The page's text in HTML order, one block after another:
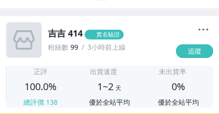
吉吉 414 實名驗證
粉絲數 99 3小時前上線 追蹤
正評
100.0%
總評價 138
出貨速度
1~2 天
優於全站平均
未出貨率
0%
優於全站平均